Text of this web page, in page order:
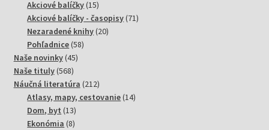
produktov
Akciové balíčky 1515
produktov
Akciové balíčky - časopisy 7171
Nezaradené knihy 2020
Pohľadnice 5858
Naše novinky 4545
Naše tituly 568568
produktov
Náučná literatúra 212212
produktov
Atlasy, mapy, cestovanie 1414
Dom, byt 1313
produktov
Ekonómia 88